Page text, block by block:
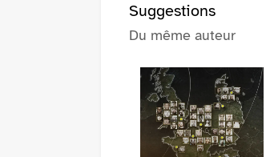
Suggestions
Du même auteur